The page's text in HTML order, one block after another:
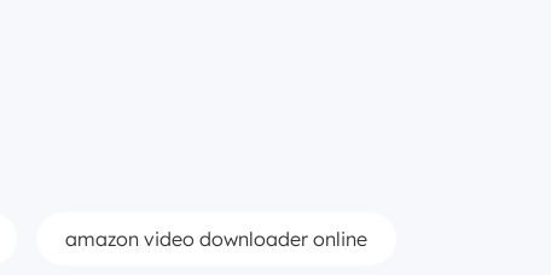
amazon video downloader online